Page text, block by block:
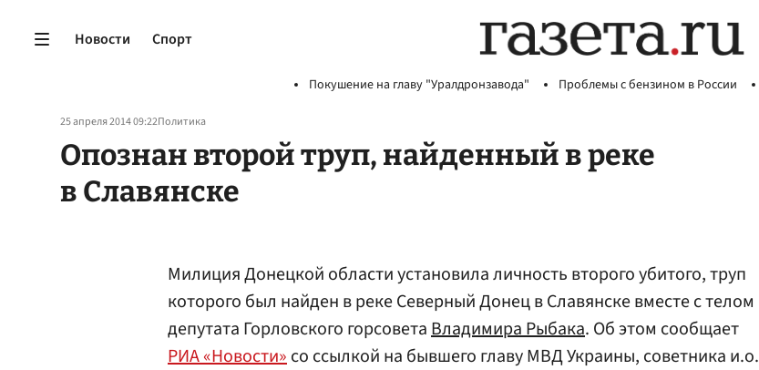
Новости Спорт
Покушение на главу "Уралдронзавода" Проблемы с бензином в России
25 апреля 2014 09:22Политика
Опознан второй труп, найденный в реке
в Славянске
Милиция Донецкой области установила личность второго убитого, труп
которого был найден в реке Северный Донец в Славянске вместе с телом
депутата Горловского горсоветаВладимира Рыбака. Об этом сообщает
РИА «Новости»со ссылкой на бывшего главу МВД Украины, советника и.о.